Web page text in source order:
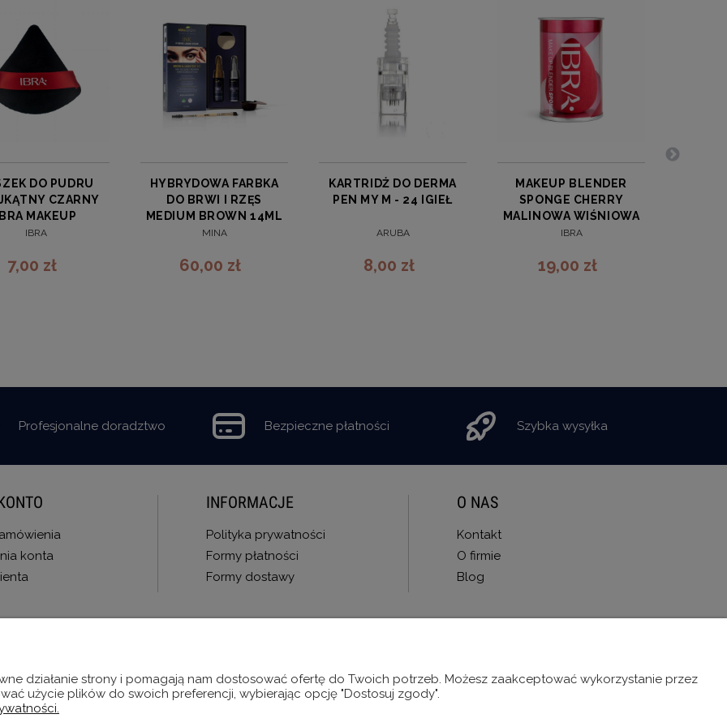
DO PUDRU
CZARNY
MAKEUP
IBRA
7,00 zł
HYBRYDOWA FARBKA
DO BRWI I RZĘS
MEDIUM BROWN 14ML
MINA IBROW
MINA
60,00 zł
KARTRIDŻ DO DERMA
PEN MY M - 24 IGIEŁ
ARUBA
8,00 zł
MAKEUP BLENDER
SPONGE CHERRY
MALINOWA WIŚNIOWA
GĄBKA DO MAKIJAŻU
IBRA
19,00 zł
Profesjonalne doradztwo Bezpieczne płatności Szybka wysyłka
konta
INFORMACJE
Polityka prywatności
Formy płatności
Formy dostawy
O NAS
Kontakt
O firmie
Blog
działanie strony i pomagają nam dostosować ofertę do Twoich potrzeb. Możesz zaakceptować wykorzystanie przez
użycie plików do swoich preferencji, wybierając opcję "Dostosuj zgody".